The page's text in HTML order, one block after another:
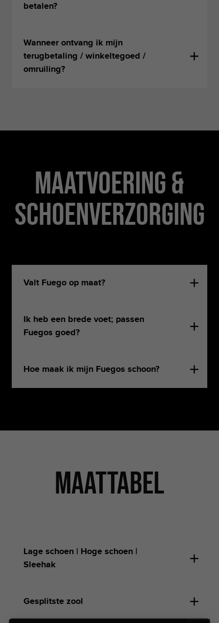
betalen?
Wanneer ontvang ik mijn
terugbetaling / winkeltegoed /
omruiling?
Maatvoering &
Schoenverzorging
Valt Fuego op maat?
Ik heb een brede voet; passen
Fuegos goed?
Hoe maak ik mijn Fuegos schoon?
Maattabel
Lage schoen | Hoge schoen |
Sleehak
Gesplitste zool